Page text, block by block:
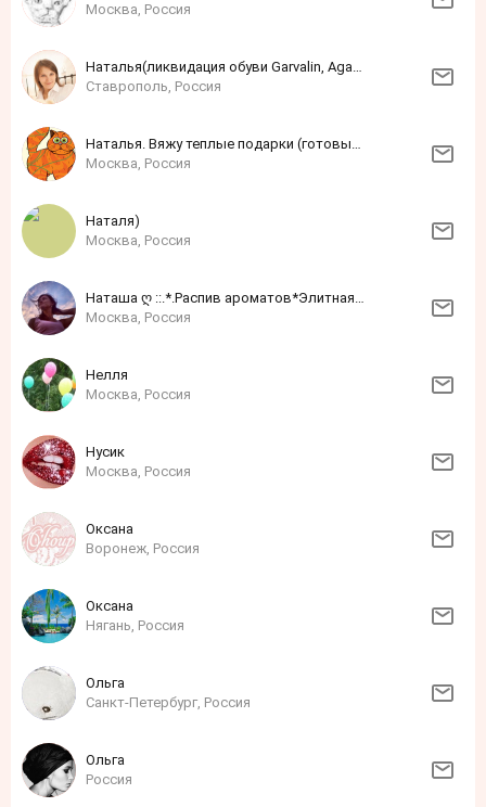
Москва, Россия
Наталья(ликвидация обуви Garvalin, Agatha)
Ставрополь, Россия
Наталья. Вяжу теплые подарки (готовые и на заказ)
Москва, Россия
Наталя)
Москва, Россия
Наташа ღ ::.*.Распив ароматов*Элитная Парфюмерия*::.. ღ
Москва, Россия
Нелля
Москва, Россия
Нусик
Москва, Россия
Оксана
Воронеж, Россия
Оксана
Нягань, Россия
Ольга
Санкт-Петербург, Россия
Ольга
Россия